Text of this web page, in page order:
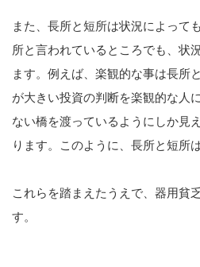
また、長所と短所は状況によって
所と言われているところでも、状
ます。例えば、楽観的な事は長所
が大きい投資の判断を楽観的な人
ない橋を渡っているようにしか見
ります。このように、長所と短所
これらを踏まえたうえで、器用貧
す。